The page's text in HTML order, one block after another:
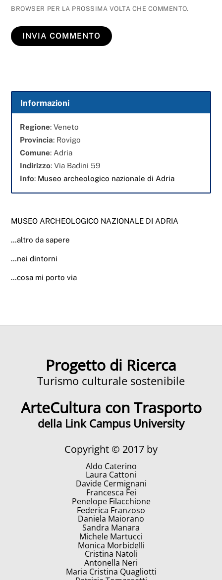
BROWSER PER LA PROSSIMA VOLTA CHE COMMENTO.
Informazioni
Regione: Veneto
Provincia: Rovigo
Comune: Adria
Indirizzo: Via Badini 59
Info: Museo archeologico nazionale di Adria
MUSEO ARCHEOLOGICO NAZIONALE DI ADRIA
…altro da sapere
…nei dintorni
…cosa mi porto via
Progetto di Ricerca
Turismo culturale sostenibile
ArteCultura con Trasporto
della Link Campus University
Copyright © 2017 by
Aldo Caterino
Laura Cattoni
Davide Cermignani
Francesca Fei
Penelope Filacchione
Federica Franzoso
Daniela Maiorano
Sandra Manara
Michele Martucci
Monica Morbidelli
Cristina Natoli
Antonella Neri
Maria Cristina Quagliotti